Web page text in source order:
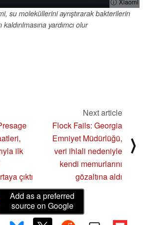
ⓘ Xiaomi
su moleküllerini ayrıştırarak bakterilerin
yardımcı olur
ilk
çıktı
Next article
Flock Fails: Georgia
Emniyet Müdürlüğü,
veri ihlali nedeniyle
kendi memurlarını
gözaltına aldı
⟩
Add as a preferred
source on Google